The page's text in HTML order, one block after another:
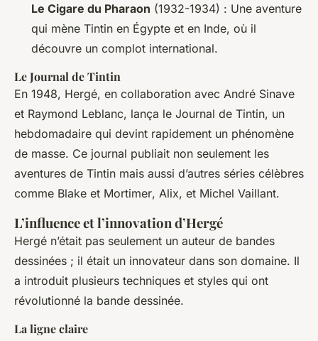
Le Cigare du Pharaon (1932-1934) : Une aventure
qui mène Tintin en Égypte et en Inde, où il
découvre un complot international.
Le Journal de Tintin
En 1948, Hergé, en collaboration avec André Sinave
et Raymond Leblanc, lança le Journal de Tintin, un
hebdomadaire qui devint rapidement un phénomène
de masse. Ce journal publiait non seulement les
aventures de Tintin mais aussi d’autres séries célèbres
comme Blake et Mortimer, Alix, et Michel Vaillant.
L’influence et l’innovation d’Hergé
Hergé n’était pas seulement un auteur de bandes
dessinées ; il était un innovateur dans son domaine. Il
a introduit plusieurs techniques et styles qui ont
révolutionné la bande dessinée.
La ligne claire